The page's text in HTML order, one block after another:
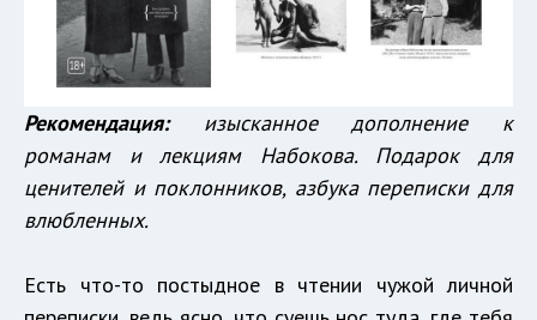
Рекомендация: изысканное дополнение к
романам и лекциям Набокова. Подарок для
ценителей и поклонников, азбука переписки для
влюбленных.
Есть что-то постыдное в чтении чужой личной